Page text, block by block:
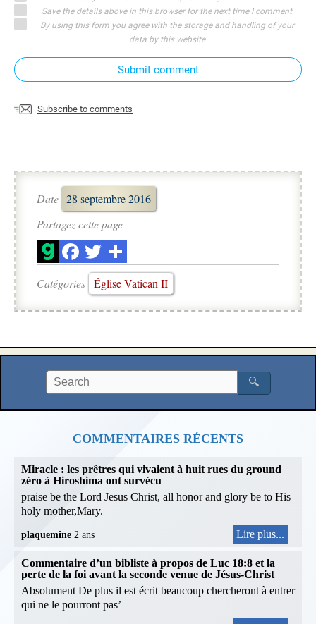
Save the details above in this browser for the next time I comment
By using this form you agree with the storage and handling of your
data by this website
Submit comment
Subscribe to comments
Date 28 septembre 2016
Partagez cette page
Catégories Église Vatican II
🔍
COMMENTAIRES RÉCENTS
Miracle : les prêtres qui vivaient à huit rues du ground
zéro à Hiroshima ont survécu
praise be the Lord Jesus Christ, all honor and glory be to His
holy mother,Mary.
plaquemine 2 ans Lire plus...
Commentaire d’un bibliste à propos de Luc 18:8 et la
perte de la foi avant la seconde venue de Jésus-Christ
Absolument De plus il est écrit beaucoup chercheront à entrer
qui ne le pourront pas’